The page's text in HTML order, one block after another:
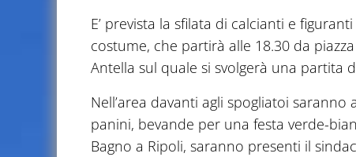
E’ prevista la sfilata di calcianti e
costume, che partirà alle 18.30 da
Antella sul quale si svolgerà una partita
Nell’area davanti agli spogliatoi
panini, bevande per una festa verde-
Bagno a Ripoli, saranno presenti il